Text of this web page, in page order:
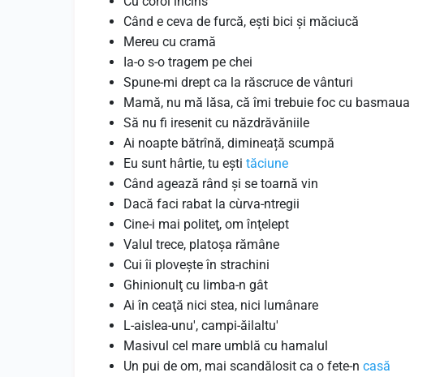
Când e ceva de furcă, ești bici și măciucă
Mereu cu cramă
Ia-o s-o tragem pe chei
Spune-mi drept ca la răscruce de vânturi
Mamă, nu mă lăsa, că îmi trebuie foc cu basmaua
Să nu fi iresenit cu năzdrăvăniile
Ai noapte bătrînă, dimineață scumpă
Eu sunt hârtie, tu ești tăciune
Când agează rând şi se toarnă vin
Dacă faci rabat la cùrva-ntregii
Cine-i mai politeţ, om înţelept
Valul trece, platoşa rămâne
Cui îi ploveşte în strachini
Ghinionulţ cu limba-n gât
Ai în ceaţă nici stea, nici lumânare
L-aislea-unu', campi-ăilaltu'
Masivul cel mare umblă cu hamalul
Un pui de om, mai scandălosit ca o fete-n casă